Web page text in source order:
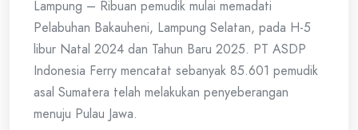
Lampung – Ribuan pemudik mulai memadati
Pelabuhan Bakauheni, Lampung Selatan, pada H-5
libur Natal 2024 dan Tahun Baru 2025. PT ASDP
Indonesia Ferry mencatat sebanyak 85.601 pemudik
asal Sumatera telah melakukan penyeberangan
menuju Pulau Jawa.